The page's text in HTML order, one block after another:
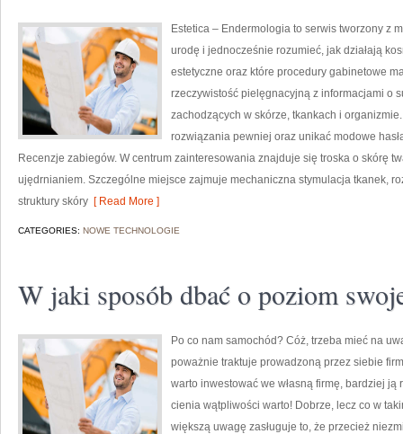
Estetica – Endermologia to serwis tworzony z
urodę i jednocześnie rozumieć, jak działają
estetyczne oraz które procedury gabinetowe
rzeczywistość pielęgnacyjną z informacjami o
zachodzących w skórze, tkankach i
rozwiązania pewniej oraz unikać modowe
Recenzje zabiegów. W centrum zainteresowania znajduje się troska o skórę
ujędrnianiem. Szczególne miejsce zajmuje mechaniczna stymulacja tkanek,
struktury skóry [ Read More ]
CATEGORIES: NOWE TECHNOLOGIE
W jaki sposób dbać o poziom
Po co nam samochód? Cóż, trzeba mieć na
poważnie traktuje prowadzoną przez siebie
warto inwestować we własną firmę, bardziej
cienia wątpliwości warto! Dobrze, lecz co w
większą uwagę zasługuje to, że przecież